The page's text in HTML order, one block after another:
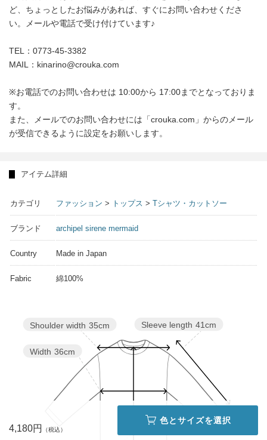
ど、ちょっとしたお悩みがあれば、すぐにお問い合わせくださ
い。メールや電話で受け付けています♪
TEL：0773-45-3382
MAIL：kinarino@crouka.com
※お電話でのお問い合わせは 10:00から 17:00までとなっておりま
す。
また、メールでのお問い合わせには「crouka.com」からのメール
が受信できるように設定をお願いします。
アイテム詳細
カテゴリ ファッション > トップス > Tシャツ・カットソー
ブランド archipel sirene mermaid
Country Made in Japan
Fabric 綿100%
Sleeve length 41cm
Width 36cm
Shoulder width 35cm
4,180円
色とサイズを選択